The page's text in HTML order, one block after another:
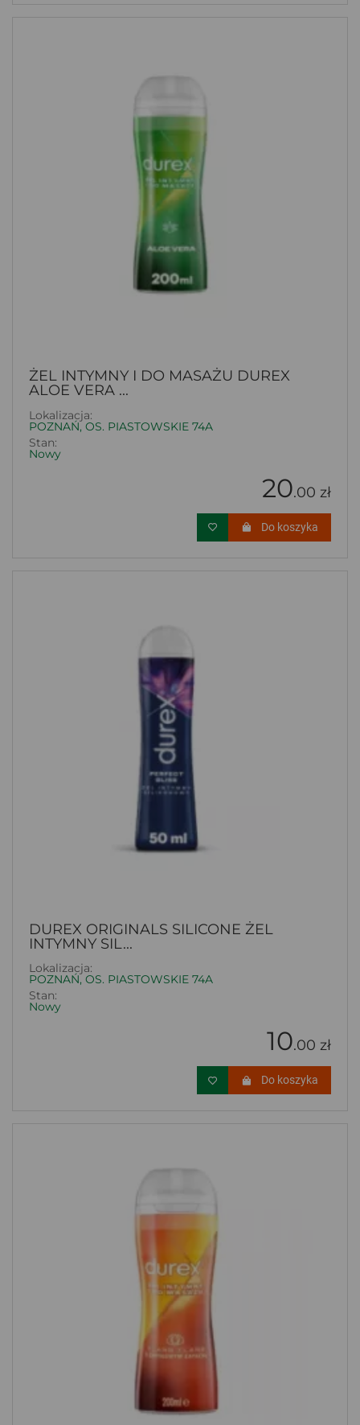
ŻEL INTYMNY I DO MASAŻU DUREX
ALOE VERA ...
Lokalizacja:
POZNAŃ, OS. PIASTOWSKIE 74A
Stan:
Nowy
20.00 zł
Do koszyka
DUREX ORIGINALS SILICONE ŻEL
INTYMNY SIL...
Lokalizacja:
POZNAŃ, OS. PIASTOWSKIE 74A
Stan:
Nowy
10.00 zł
Do koszyka